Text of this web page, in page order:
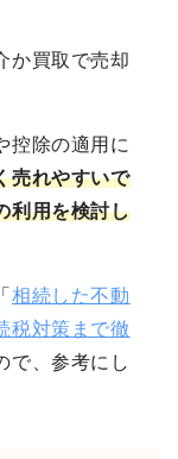
か買取で売却
控除の適用に
売れやすいで
利用を検討し
相続した不動
税対策まで徹
で、参考にし